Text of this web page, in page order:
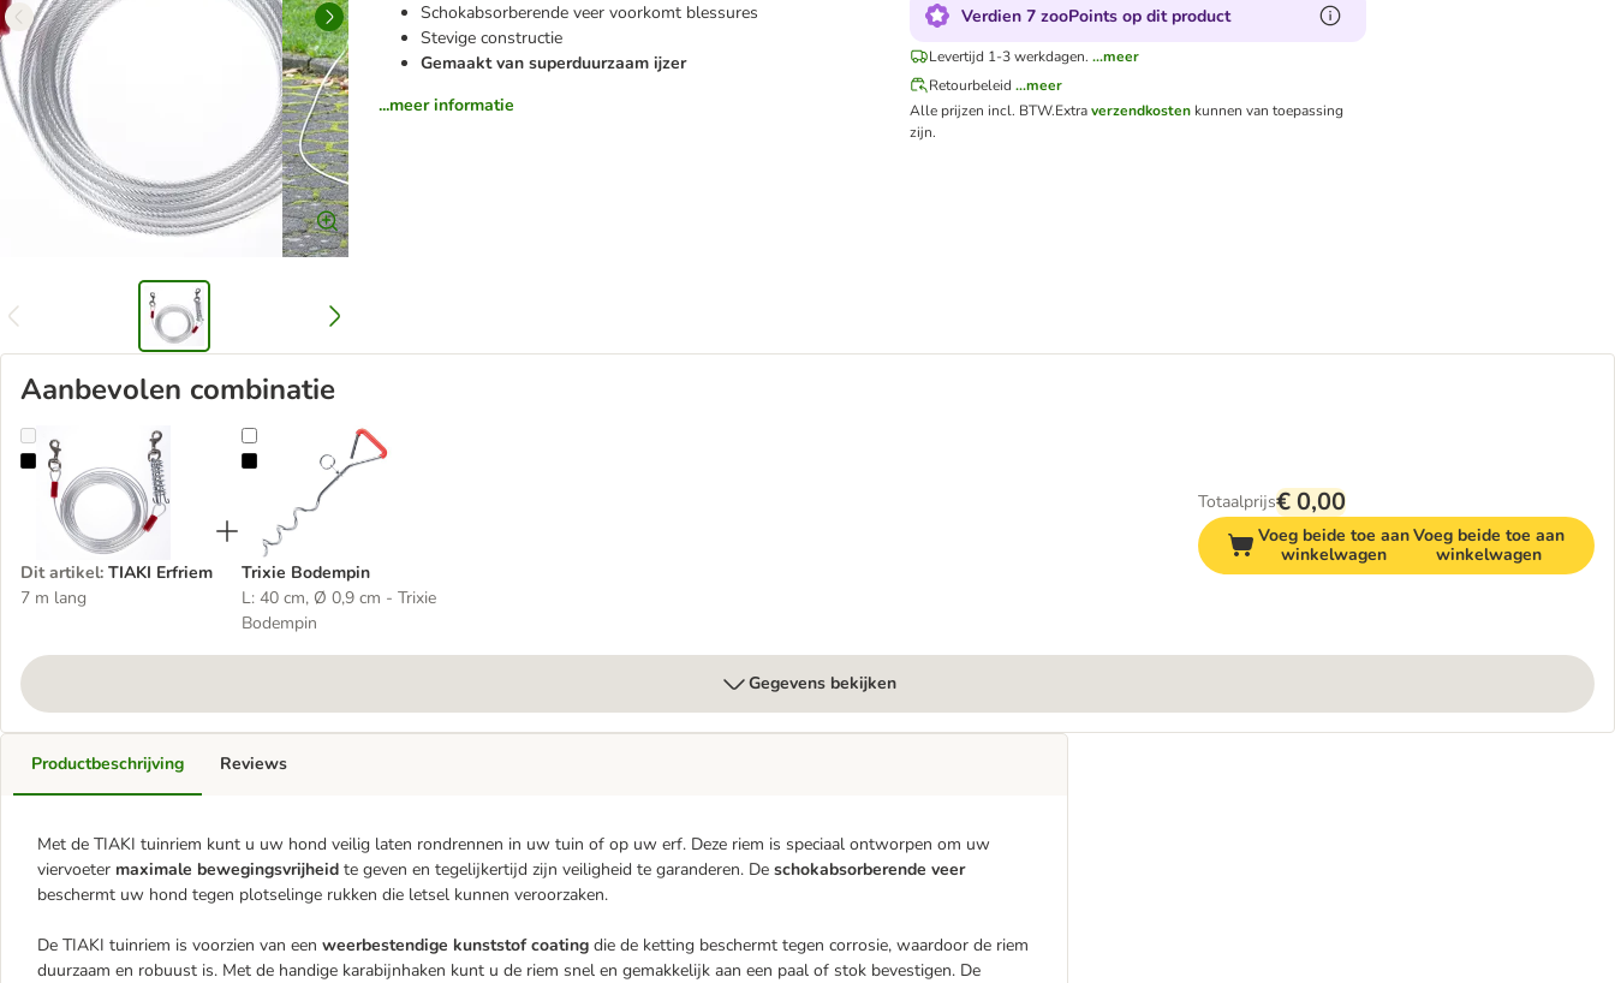
Schokabsorberende veer voorkomt blessures
Stevige constructie
Gemaakt van superduurzaam ijzer
...meer informatie
Verdien 7 zooPoints op dit product
Levertijd 1-3 werkdagen. ...meer
Retourbeleid ...meer
Alle prijzen incl. BTW.Extraverzendkosten kunnen van toepassing
zijn.
Aanbevolen combinatie
TIAKI Erfriem
Dit artikel: TIAKI Erfriem
7 m lang
Trixie Bodempin
Trixie Bodempin
L: 40 cm, Ø 0,9 cm - Trixie
Bodempin
Totaalprijs€ 0,00
Voeg beide toe aan
winkelwagen
Voeg beide toe aan
winkelwagen
Gegevens bekijken
Productbeschrijving
Met de TIAKI tuinriem kunt u uw hond veilig laten rondrennen in uw tuin of op uw erf. Deze riem is speciaal ontworpen om uw
viervoeter maximale bewegingsvrijheid te geven en tegelijkertijd zijn veiligheid te garanderen. De schokabsorberende veer
beschermt uw hond tegen plotselinge rukken die letsel kunnen veroorzaken.
De TIAKI tuinriem is voorzien van een weerbestendige kunststof coating die de ketting beschermt tegen corrosie, waardoor de riem
duurzaam en robuust is. Met de handige karabijnhaken kunt u de riem snel en gemakkelijk aan een paal of stok bevestigen. De
Reviews